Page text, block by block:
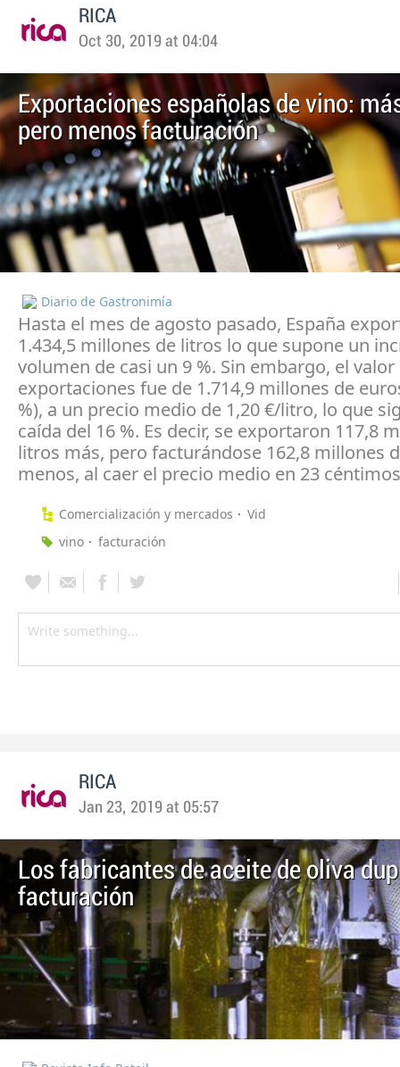
RICA
Oct 30, 2019 at 04:04
Exportaciones españolas de vino:
pero menos facturación
Diario de Gastronimía
Hasta el mes de agosto pasado, España
1.434,5 millones de litros lo que supone un
volumen de casi un 9 %. Sin embargo, el valor
exportaciones fue de 1.714,9 millones de
%), a un precio medio de 1,20 €/litro, lo que
caída del 16 %. Es decir, se exportaron 117,8
litros más, pero facturándose 162,8 millones
menos, al caer el precio medio en 23
Comercialización y mercados
Vid
vino
facturación
RICA
Jan 23, 2019 at 05:57
Los fabricantes de aceite de oliva
facturación